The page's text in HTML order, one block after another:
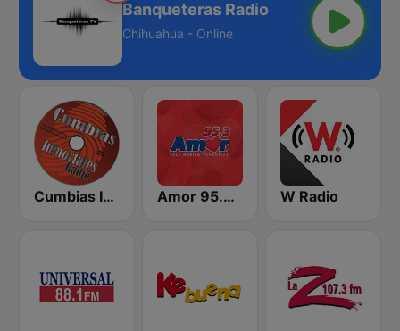
Banqueteras Radio
Chihuahua - Online
Cumbias Inmortales Radio Amor 95.3 FM W Radio